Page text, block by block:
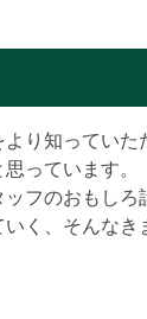
り知っていた
っています。
フのおもしろ
く、そんなき